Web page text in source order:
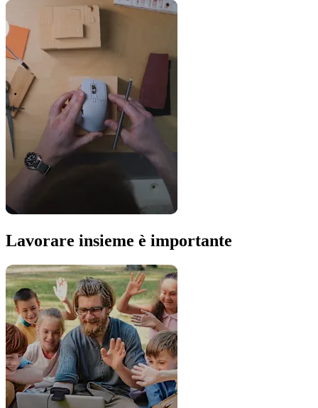
Lavorare insieme è importante